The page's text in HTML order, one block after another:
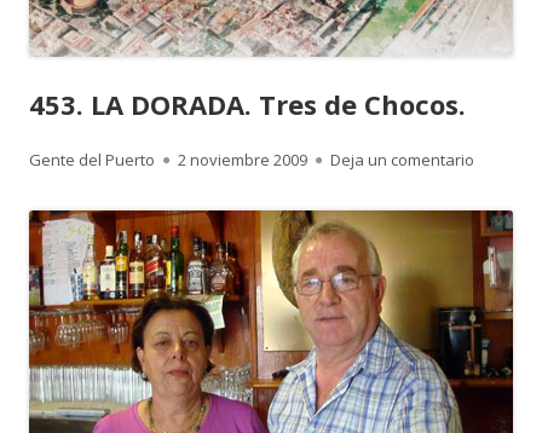
453. LA DORADA. Tres de Chocos.
Autor
Gente del Puerto
Publicado
2 noviembre 2009 Deja un comentario